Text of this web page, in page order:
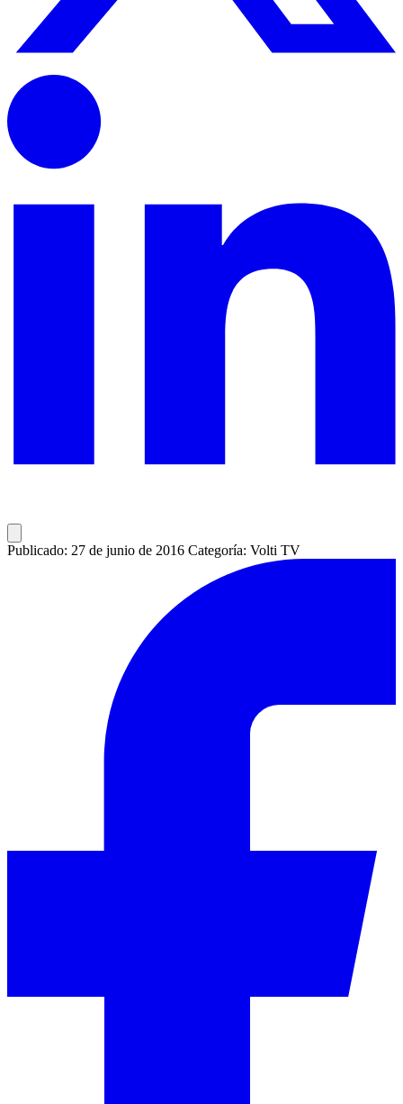
Publicado: 27 de junio de 2016 Categoría: Volti TV